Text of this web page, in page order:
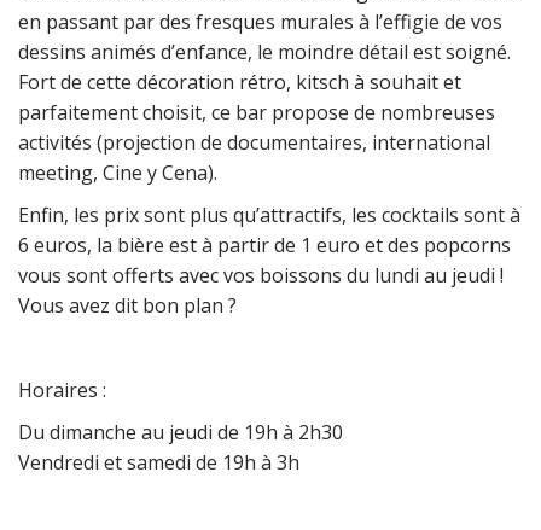
en passant par des fresques murales à l’effigie de vos
dessins animés d’enfance, le moindre détail est soigné.
Fort de cette décoration rétro, kitsch à souhait et
parfaitement choisit, ce bar propose de nombreuses
activités (projection de documentaires, international
meeting, Cine y Cena).
Enfin, les prix sont plus qu’attractifs, les cocktails sont à
6 euros, la bière est à partir de 1 euro et des popcorns
vous sont offerts avec vos boissons du lundi au jeudi !
Vous avez dit bon plan ?
Horaires :
Du dimanche au jeudi de 19h à 2h30
Vendredi et samedi de 19h à 3h